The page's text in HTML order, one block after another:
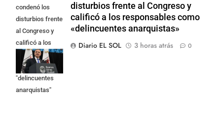
condenó los
disturbios frente
al Congreso y
calificó a los
responsables
como
"delincuentes
anarquistas"
disturbios frente al Congreso y
calificó a los responsables como
«delincuentes anarquistas»
Diario EL SOL
3 horas atrás 0